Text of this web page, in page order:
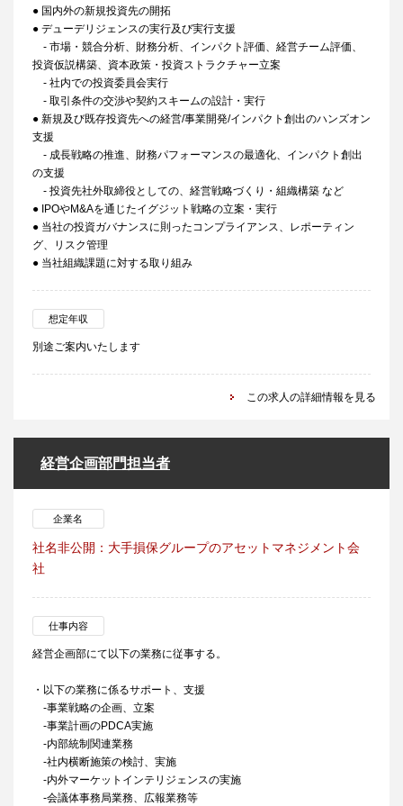
● 国内外の新規投資先の開拓
● デューデリジェンスの実行及び実行支援
- 市場・競合分析、財務分析、インパクト評価、経営チーム評価、
投資仮説構築、資本政策・投資ストラクチャー立案
- 社内での投資委員会実行
- 取引条件の交渉や契約スキームの設計・実行
● 新規及び既存投資先への経営/事業開発/インパクト創出のハンズオン
支援
- 成長戦略の推進、財務パフォーマンスの最適化、インパクト創出
の支援
- 投資先社外取締役としての、経営戦略づくり・組織構築 など
● IPOやM&Aを通じたイグジット戦略の立案・実行
● 当社の投資ガバナンスに則ったコンプライアンス、レポーティン
グ、リスク管理
● 当社組織課題に対する取り組み
想定年収
別途ご案内いたします
この求人の詳細情報を見る
経営企画部門担当者
企業名
社名非公開：大手損保グループのアセットマネジメント会
社
仕事内容
経営企画部にて以下の業務に従事する。
・以下の業務に係るサポート、支援
-事業戦略の企画、立案
-事業計画のPDCA実施
-内部統制関連業務
-社内横断施策の検討、実施
-内外マーケットインテリジェンスの実施
-会議体事務局業務、広報業務等